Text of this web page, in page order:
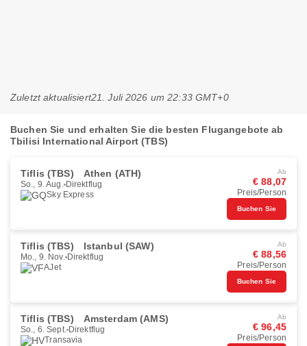
Zuletzt aktualisiert21. Juli 2026 um 22:33 GMT+0
Buchen Sie und erhalten Sie die besten Flugangebote ab
Tbilisi International Airport (TBS)
Tiflis (TBS) Athen (ATH)
So., 9. Aug. Direktflug
Sky Express
Ab
€ 88,07
Preis/Person
Buchen Sie
Tiflis (TBS) Istanbul (SAW)
Mo., 9. Nov. Direktflug
AJet
Ab
€ 88,56
Preis/Person
Buchen Sie
Tiflis (TBS) Amsterdam (AMS)
So., 6. Sept. Direktflug
Transavia
Ab
€ 96,45
Preis/Person